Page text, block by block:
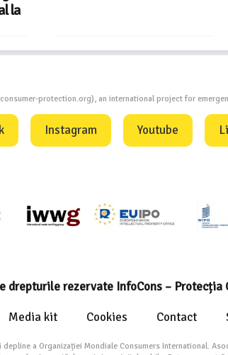
protection.org), an international project for
Instagram Youtube
drepturile rezervate InfoCons – Protecția
Media kit Cookies Contact
a Organizației Mondiale Consumers International.